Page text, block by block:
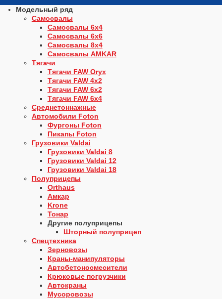
Модельный ряд
Самосвалы
Самосвалы 6х4
Самосвалы 6х6
Самосвалы 8х4
Самосвалы AMKAR
Тягачи
Тягачи FAW Oryx
Тягачи FAW 4х2
Тягачи FAW 6х2
Тягачи FAW 6х4
Среднетоннажные
Автомобили Foton
Фургоны Foton
Пикапы Foton
Грузовики Valdai
Грузовики Valdai 8
Грузовики Valdai 12
Грузовики Valdai 18
Полуприцепы
Orthaus
Амкар
Krone
Тонар
Другие полуприцепы
Шторный полуприцеп
Спецтехника
Зерновозы
Краны-манипуляторы
Автобетоносмесители
Крюковые погрузчики
Автокраны
Мусоровозы